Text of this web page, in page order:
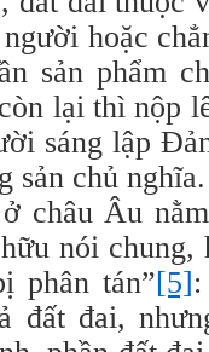
hoặc
sản phẩm
lại thì nộp
sáng lập
sản chủ
châu Âu
nói
phân tán”[5]
đất đai,